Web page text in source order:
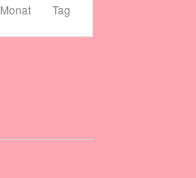
Ansichten-
Monat Tag